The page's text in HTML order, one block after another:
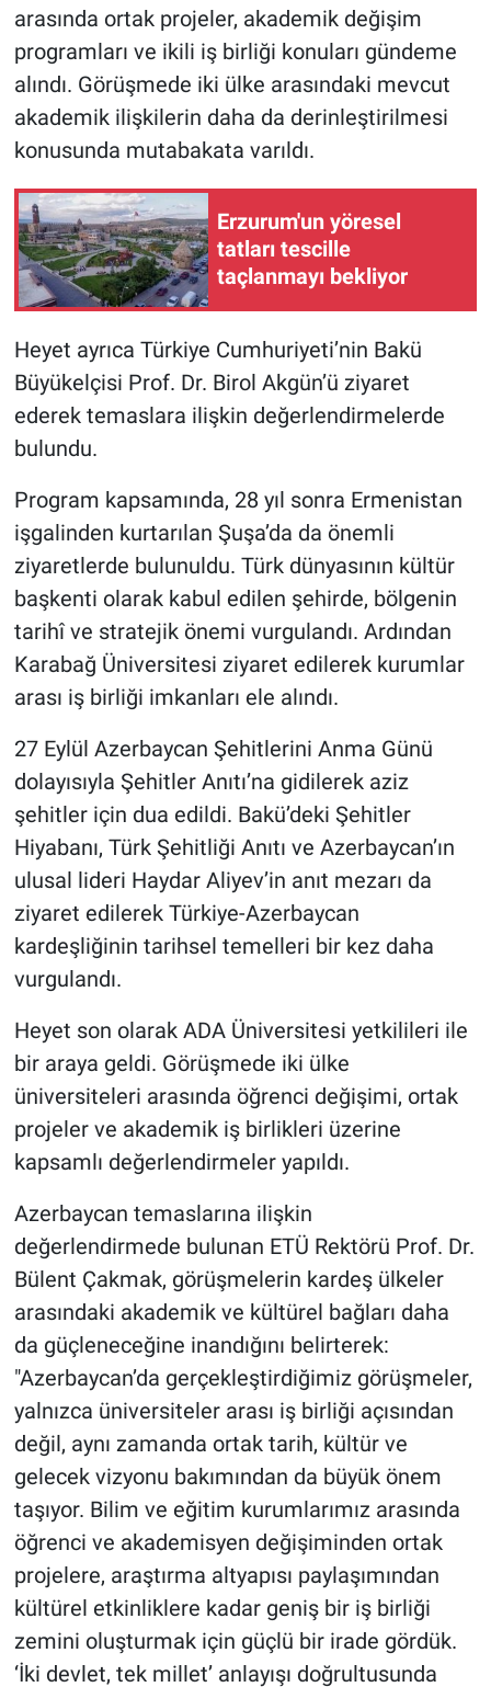
arasında ortak projeler, akademik değişim
programları ve ikili iş birliği konuları gündeme
alındı. Görüşmede iki ülke arasındaki mevcut
akademik ilişkilerin daha da derinleştirilmesi
konusunda mutabakata varıldı.
Erzurum'un yöresel
tatları tescille
taçlanmayı bekliyor
Heyet ayrıca Türkiye Cumhuriyeti’nin Bakü
Büyükelçisi Prof. Dr. Birol Akgün’ü ziyaret
ederek temaslara ilişkin değerlendirmelerde
bulundu.
Program kapsamında, 28 yıl sonra Ermenistan
işgalinden kurtarılan Şuşa’da da önemli
ziyaretlerde bulunuldu. Türk dünyasının kültür
başkenti olarak kabul edilen şehirde, bölgenin
tarihî ve stratejik önemi vurgulandı. Ardından
Karabağ Üniversitesi ziyaret edilerek kurumlar
arası iş birliği imkanları ele alındı.
27 Eylül Azerbaycan Şehitlerini Anma Günü
dolayısıyla Şehitler Anıtı’na gidilerek aziz
şehitler için dua edildi. Bakü’deki Şehitler
Hiyabanı, Türk Şehitliği Anıtı ve Azerbaycan’ın
ulusal lideri Haydar Aliyev’in anıt mezarı da
ziyaret edilerek Türkiye-Azerbaycan
kardeşliğinin tarihsel temelleri bir kez daha
vurgulandı.
Heyet son olarak ADA Üniversitesi yetkilileri ile
bir araya geldi. Görüşmede iki ülke
üniversiteleri arasında öğrenci değişimi, ortak
projeler ve akademik iş birlikleri üzerine
kapsamlı değerlendirmeler yapıldı.
Azerbaycan temaslarına ilişkin
değerlendirmede bulunan ETÜ Rektörü Prof. Dr.
Bülent Çakmak, görüşmelerin kardeş ülkeler
arasındaki akademik ve kültürel bağları daha
da güçleneceğine inandığını belirterek:
"Azerbaycan’da gerçekleştirdiğimiz görüşmeler,
yalnızca üniversiteler arası iş birliği açısından
değil, aynı zamanda ortak tarih, kültür ve
gelecek vizyonu bakımından da büyük önem
taşıyor. Bilim ve eğitim kurumlarımız arasında
öğrenci ve akademisyen değişiminden ortak
projelere, araştırma altyapısı paylaşımından
kültürel etkinliklere kadar geniş bir iş birliği
zemini oluşturmak için güçlü bir irade gördük.
‘İki devlet, tek millet’ anlayışı doğrultusunda